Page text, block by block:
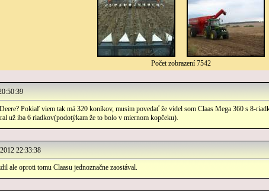
Počet zobrazení 7542
Pokiaľ viem tak má 320 koníkov, musím povedať že videl som Claas Mega 360 s 8-
už iba 6 riadkov(podotýkam že to bolo v miernom kopčeku).
22:33:38
ale oproti tomu Claasu jednoznačne zaostával.